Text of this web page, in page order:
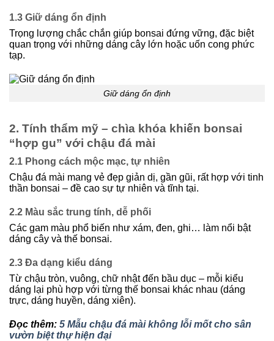
1.3 Giữ dáng ổn định
Trọng lượng chắc chắn giúp bonsai đứng vững, đặc biệt
quan trọng với những dáng cây lớn hoặc uốn cong phức
tạp.
Giữ dáng ổn định
2. Tính thẩm mỹ – chìa khóa khiến bonsai
“hợp gu” với chậu đá mài
2.1 Phong cách mộc mạc, tự nhiên
Chậu đá mài mang vẻ đẹp giản dị, gần gũi, rất hợp với tinh
thần bonsai – đề cao sự tự nhiên và tĩnh tại.
2.2 Màu sắc trung tính, dễ phối
Các gam màu phổ biến như xám, đen, ghi… làm nổi bật
dáng cây và thế bonsai.
2.3 Đa dạng kiểu dáng
Từ chậu tròn, vuông, chữ nhật đến bầu dục – mỗi kiểu
dáng lại phù hợp với từng thế bonsai khác nhau (dáng
trực, dáng huyền, dáng xiên).
Đọc thêm: 5 Mẫu chậu đá mài không lỗi mốt cho sân
vườn biệt thự hiện đại